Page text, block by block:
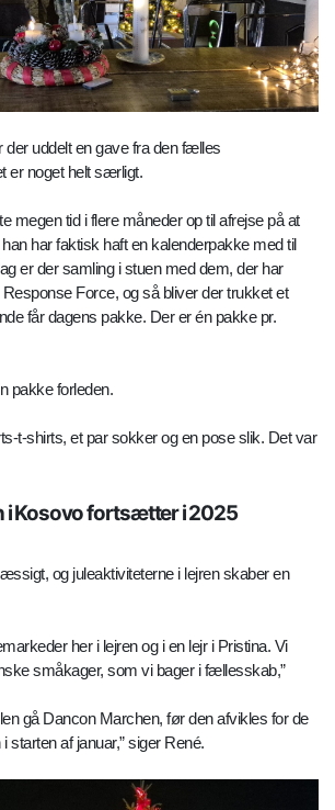
der uddelt en gave fra den fælles
er noget helt særligt.
megen tid i flere måneder op til afrejse på at
har faktisk haft en kalenderpakke med til
er der samling i stuen med dem, der har
Force, og så bliver der trukket et
får dagens pakke. Der er én pakke pr.
pakke forleden.
t-shirts, et par sokker og en pose slik. Det var
i Kosovo fortsætter i 2025
og juleaktiviteterne i lejren skaber en
her i lejren og i en lejr i Pristina. Vi
småkager, som vi bager i fællesskab,”
gå Dancon Marchen, før den afvikles for de
starten af januar,” siger René.